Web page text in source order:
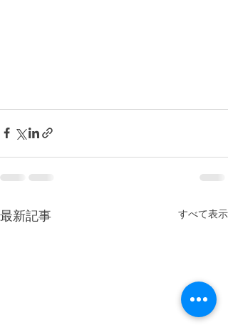
最新記事 すべて表示